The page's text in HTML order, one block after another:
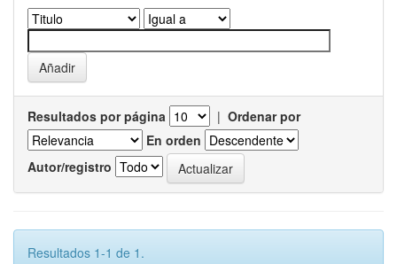
Resultados por página | Ordenar por
En orden
Autor/registro
Resultados 1-1 de 1.